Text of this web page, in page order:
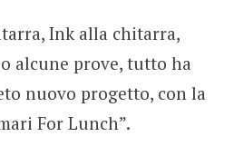
Ink alla chitarra,
alcune prove, tutto ha
nuovo progetto, con la
For Lunch”.